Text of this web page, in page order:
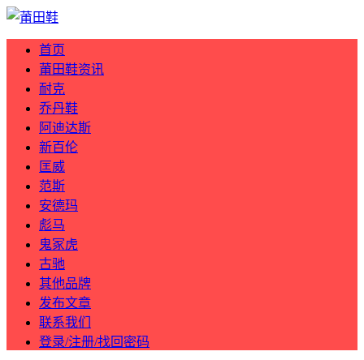
首页
莆田鞋资讯
耐克
乔丹鞋
阿迪达斯
新百伦
匡威
范斯
安德玛
彪马
鬼冢虎
古驰
其他品牌
发布文章
联系我们
登录/注册/找回密码